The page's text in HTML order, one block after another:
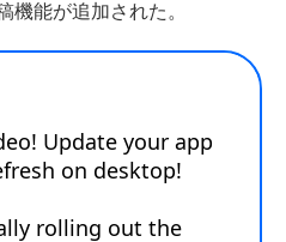
能が追加された。